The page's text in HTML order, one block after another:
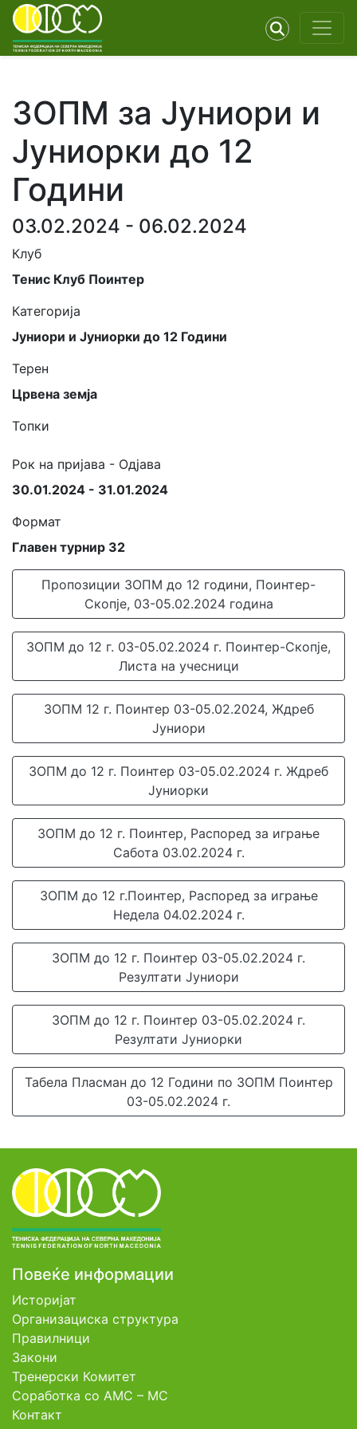
ЗОПМ за Јуниори и
Јуниорки до 12
Години
03.02.2024 - 06.02.2024
Клуб
Тенис Клуб Поинтер
Категорија
Јуниори и Јуниорки до 12 Години
Терен
Црвена земја
Топки
Рок на пријава - Одјава
30.01.2024 - 31.01.2024
Формат
Главен турнир 32
Пропозиции ЗОПМ до 12 години, Поинтер-
Скопје, 03-05.02.2024 година
ЗОПМ до 12 г. 03-05.02.2024 г. Поинтер-Скопје,
Листа на учесници
ЗОПМ 12 г. Поинтер 03-05.02.2024, Ждреб
Јуниори
ЗОПМ до 12 г. Поинтер 03-05.02.2024 г. Ждреб
Јуниорки
ЗОПМ до 12 г. Поинтер, Распоред за играње
Сабота 03.02.2024 г.
ЗОПМ до 12 г.Поинтер, Распоред за играње
Недела 04.02.2024 г.
ЗОПМ до 12 г. Поинтер 03-05.02.2024 г.
Резултати Јуниори
ЗОПМ до 12 г. Поинтер 03-05.02.2024 г.
Резултати Јуниорки
Табела Пласман до 12 Години по ЗОПМ Поинтер
03-05.02.2024 г.
Повеќе информации
Историјат
Организациска структура
Правилници
Закони
Тренерски Комитет
Соработка со АМС – МС
Контакт